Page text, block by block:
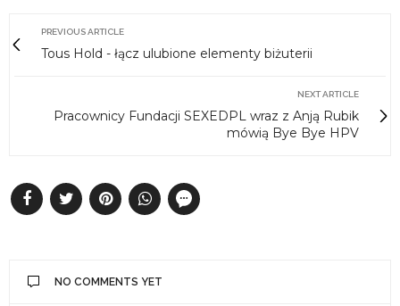
PREVIOUS ARTICLE
Tous Hold - łącz ulubione elementy biżuterii
NEXT ARTICLE
Pracownicy Fundacji SEXEDPL wraz z Anją Rubik
mówią Bye Bye HPV
NO COMMENTS YET